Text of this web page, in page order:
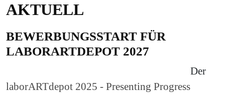
AKTUELL
BEWERBUNGSSTART FÜR
LABORARTDEPOT 2027
laborARTdepot 2025 - Presenting Progress
Der